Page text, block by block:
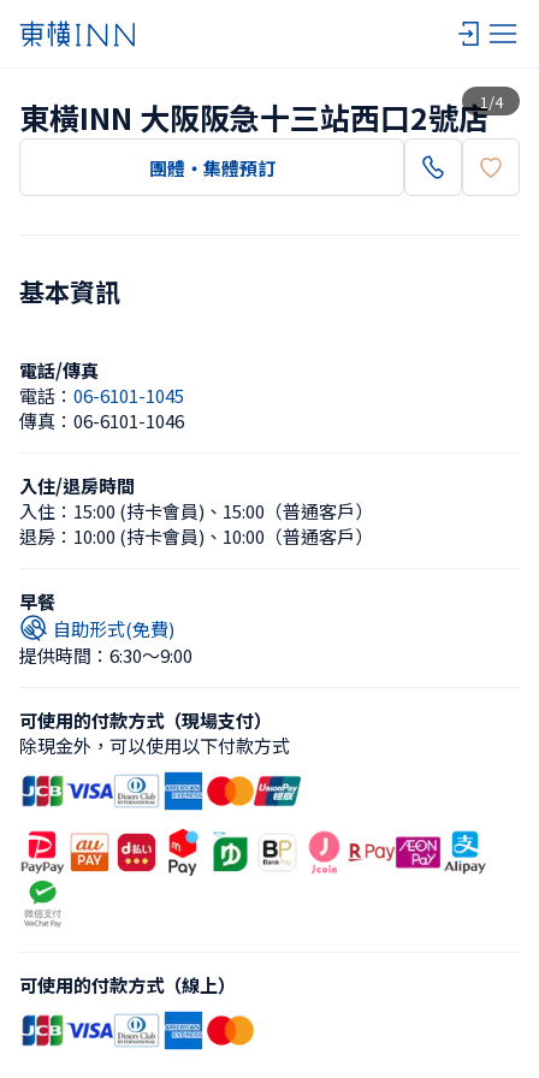
1 /4
查看一覽
東橫INN 大阪阪急十三站西口2號店
團體・集體預訂
基本資訊
電話/傳真
電話： 06-6101-1045
傳真： 06-6101-1046
入住/退房時間
入住： 15:00 (持卡會員) 、 15:00（普通客戶）
退房： 10:00 (持卡會員) 、 10:00（普通客戶）
早餐
自助形式(免費)
提供時間：6:30〜9:00
可使用的付款方式（現場支付）
除現金外，可以使用以下付款方式
可使用的付款方式（線上）